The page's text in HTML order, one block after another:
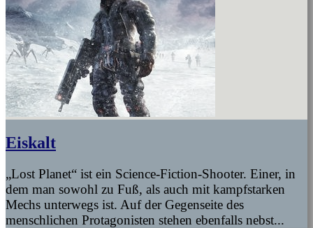
Eiskalt
„Lost Planet“ ist ein Science-Fiction-Shooter. Einer, in
dem man sowohl zu Fuß, als auch mit kampfstarken
Mechs unterwegs ist. Auf der Gegenseite des
menschlichen Protagonisten stehen ebenfalls nebst...